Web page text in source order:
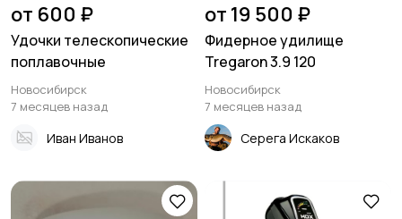
от 600 ₽
Удочки телескопические
поплавочные
Новосибирск
7 месяцев назад
Иван Иванов
от 19 500 ₽
Фидерное удилище
Tregaron 3.9 120
Новосибирск
7 месяцев назад
Серега Искаков